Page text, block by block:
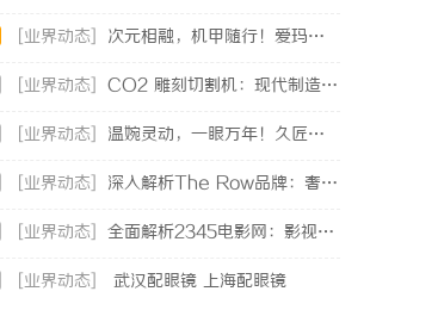
[业界动态] 次元相融，机甲随行！爱玛黑翼S360电竞版焕新登场
[业界动态] CO2 雕刻切割机：现代制造业的变革者
[业界动态] 温婉灵动，一眼万年！久匠量身定制的眉眼唇，才是你整张脸的点睛之笔！淡颜系女生的气质加分项
[业界动态] 深入解析The Row品牌：奢华时尚的典范与设计哲学
[业界动态] 全面解析2345电影网：影视资源的海量宝库与观影新体验
[业界动态] 武汉配眼镜 上海配眼镜